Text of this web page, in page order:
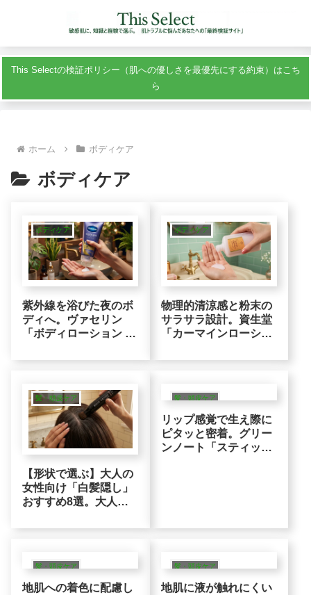
This Selectの検証ポリシー（肌への優しさを最優先にする約束）はこち
ら
ホーム ボディケア
ボディケア
ボディケア
紫外線を浴びた夜のボ
ディへ。ヴァセリン
「ボディローション ナ
オン＋4種のヒアルロ
ク
ボディケア
物理的清涼感と粉末の
サラサラ設計。資生堂
「カーマインローショ
人の肌へのアフターケ
髪・頭皮ケア
【形状で選ぶ】大人の
女性向け「白髪隠し」
おすすめ8選。大人の
クアップ発想」の白髪
髪・頭皮ケア
リップ感覚で生え際に
ピタッと密着。グリー
ンノート「スティック
髪・頭皮ケア
地肌への着色に配慮し
髪・頭皮ケア
地肌に液が触れにくい